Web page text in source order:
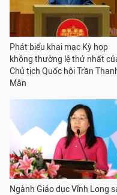
Phát biểu khai mạc Kỳ họp
không thường lệ thứ nhất
Chủ tịch Quốc hội Trần
Mẫn
Ngành Giáo dục Vĩnh Long